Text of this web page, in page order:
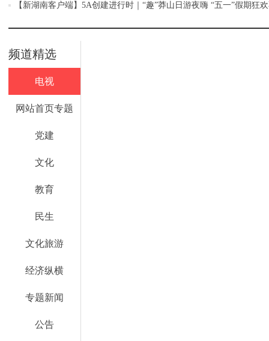
【新湖南客户端】5A创建进行时｜“趣”莽山日游夜嗨 “五一”假期狂
频道精选
电视
网站首页专题
党建
文化
教育
民生
文化旅游
经济纵横
专题新闻
公告